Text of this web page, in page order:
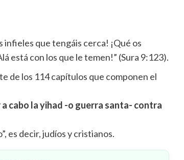
infieles que tengáis cerca! ¡Qué os
está con los que le temen!” (Sura 9:123).
de los 114 capítulos que componen el
cabo la yihad -o guerra santa- contra
es decir, judíos y cristianos.